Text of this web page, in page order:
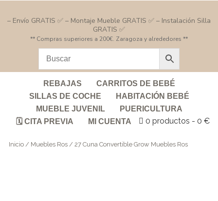
– Envío GRATIS ✅ – Montaje Mueble GRATIS ✅ – Instalación Silla
GRATIS ✅
** Compras superiores a 200€. Zaragoza y alrededores **
REBAJAS
CARRITOS DE BEBÉ
SILLAS DE COCHE
HABITACIÓN BEBÉ
MUEBLE JUVENIL
PUERICULTURA
🗓️ CITA PREVIA
MI CUENTA 0 productos 0 €
Inicio / Muebles Ros / 27 Cuna Convertible Grow Muebles Ros